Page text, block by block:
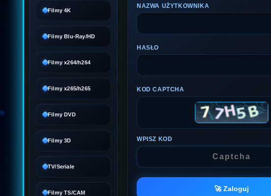
Filmy 4K
Filmy Blu-Ray/HD
Filmy x264/h264
Filmy x265/h265
Filmy DVD
Filmy 3D
TV/Seriale
Filmy TS/CAM
NAZWA UŻYTKOWNIKA
HASŁO
KOD CAPTCHA
WPISZ KOD
🚀 Zaloguj